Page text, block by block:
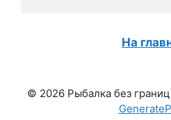
На
© 2026 Рыбалка без границ